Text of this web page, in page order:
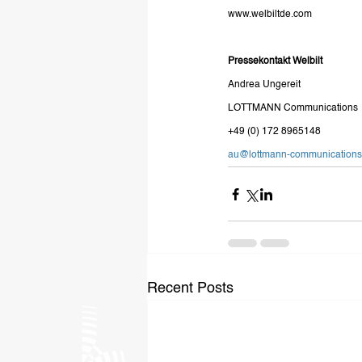
www.welbiltde.com
Pressekontakt Welbilt
Andrea Ungereit
LOTTMANN Communications
+49 (0) 172 8965148
au@lottmann-
Recent Posts